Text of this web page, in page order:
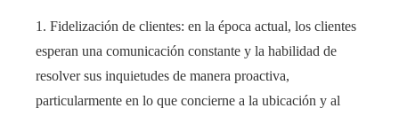
1. Fidelización de clientes: en la época actual, los clientes
esperan una comunicación constante y la habilidad de
resolver sus inquietudes de manera proactiva,
particularmente en lo que concierne a la ubicación y al